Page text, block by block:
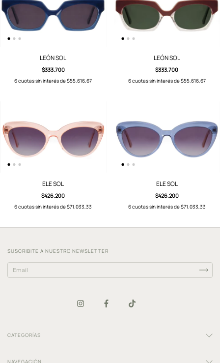
LEÓN SOL
$333.700
6cuotas sin interés de$55.616,67
LEÓN SOL
$333.700
6cuotas sin interés de$55.616,67
ELE SOL
$426.200
6cuotas sin interés de$71.033,33
ELE SOL
$426.200
6cuotas sin interés de$71.033,33
SUSCRIBITE A NUESTRO NEWSLETTER
CATEGORÍAS
NAVEGACIÓN